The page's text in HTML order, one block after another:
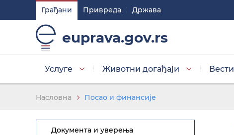
Грађани Привреда Држава
euprava.gov.rs
Услуге Животни догађаји Вести
Подешавaња
Изаберите стил приказа слова
Насловна Посао и финансије
Документа и уверења